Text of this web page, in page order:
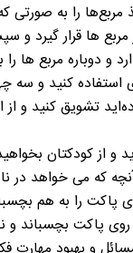
مربع‌ها را به
مربع ها قرار گیرد
دوباره مربع ها را
استفاده کنید و سه
تشویق کنید و
و از کودکتان
که می خواهد در
پاکت را به هم
روی پاکت بچسباند و
و بهبود مهارت